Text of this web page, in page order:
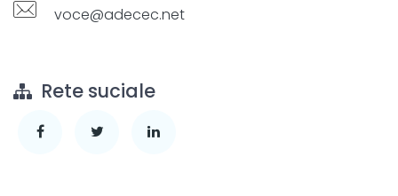
voce@adecec.net
Rete suciale